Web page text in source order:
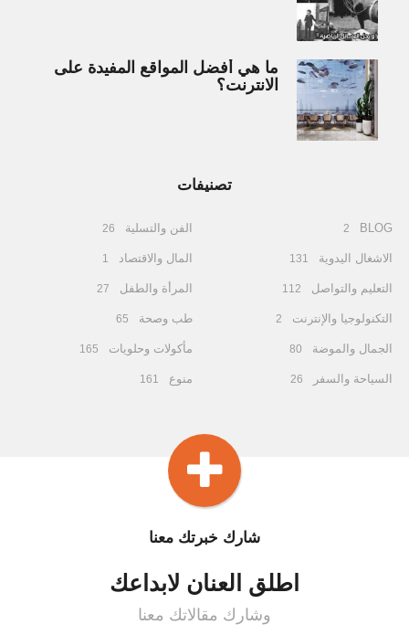
ما هي أفضل المواقع المفيدة على
الانترنت؟
تصنيفات
BLOG
2
الاشغال اليدوية 131
التعليم والتواصل 112
التكنولوجيا والإنترنت 2
الجمال والموضة 80
السياحة والسفر 26
الفن والتسلية 26
المال والاقتصاد 1
المرأة والطفل 27
طب وصحة 65
مأكولات وحلويات 165
منوع 161
شارك خبرتك معنا
اطلق العنان لابداعك
وشارك مقالاتك معنا